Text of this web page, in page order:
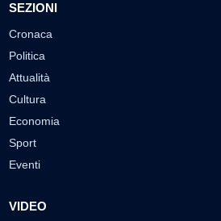
SEZIONI
Cronaca
Politica
Attualità
Cultura
Economia
Sport
Eventi
VIDEO